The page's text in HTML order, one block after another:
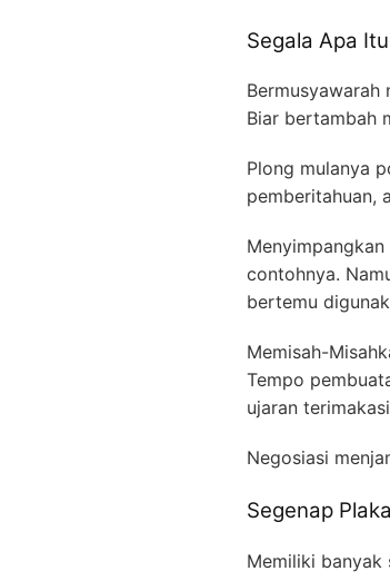
Segala Apa
Bermusyawarah
Biar bertambah
Plong mulanya
pemberitahuan,
contohnya.
bertemu
Memisah-
Tempo
ujaran
Negosiasi
Segenap
Memiliki banyak